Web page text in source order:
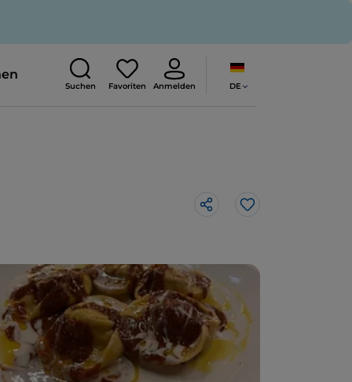
Suchen Favoriten Anmelden DE
Like